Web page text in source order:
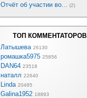
Отчёт об участии во... (2)
ТОП КОММЕНТАТОРОВ
Латышева 26130
ромашка5975 25856
DAN64 23518
наталл 22640
Linda 20485
Galina1952 18893